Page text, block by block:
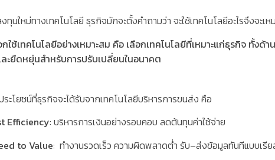
ใหม่ทางเทคโนโลยี ธุรกิจมักจะตั้งคำถามว่า จะใช้เทคโนโลยีอะไรจึงจะเห
ช้เทคโนโลยีอย่างเหมาะสม คือ เลือกเทคโนโลยีที่เหมาะแก่ธุรกิจ ทั้งด้า
ะยืดหยุ่นสำหรับการปรับเปลี่ยนในอนาคต
ยชน์ที่ธุรกิจจะได้รับจากเทคโนโลยีบริหารการขนส่ง คือ
Efficiency:บริหารการเงินอย่างรอบคอบ ลดต้นทุนค่าใช้จ่าย
to Value: ทำงานรวดเร็ว ความผิดพลาดต่ำ รับ–ส่งข้อมูลทันทีแบบเรีย